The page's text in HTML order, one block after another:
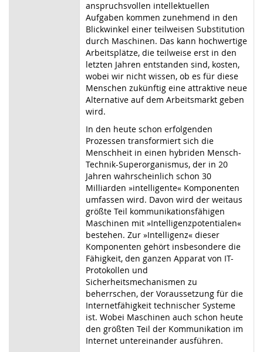
anspruchsvollen intellektuellen
Aufgaben kommen zunehmend in den
Blickwinkel einer teilweisen Substitution
durch Maschinen. Das kann hochwertige
Arbeitsplätze, die teilweise erst in den
letzten Jahren entstanden sind, kosten,
wobei wir nicht wissen, ob es für diese
Menschen zukünftig eine attraktive neue
Alternative auf dem Arbeitsmarkt geben
wird.
In den heute schon erfolgenden
Prozessen transformiert sich die
Menschheit in einen hybriden Mensch-
Technik-Superorganismus, der in 20
Jahren wahrscheinlich schon 30
Milliarden »intelligente« Komponenten
umfassen wird. Davon wird der weitaus
größte Teil kommunikationsfähigen
Maschinen mit »Intelligenzpotentialen«
bestehen. Zur »Intelligenz« dieser
Komponenten gehört insbesondere die
Fähigkeit, den ganzen Apparat von IT-
Protokollen und
Sicherheitsmechanismen zu
beherrschen, der Voraussetzung für die
Internetfähigkeit technischer Systeme
ist. Wobei Maschinen auch schon heute
den größten Teil der Kommunikation im
Internet untereinander ausführen.